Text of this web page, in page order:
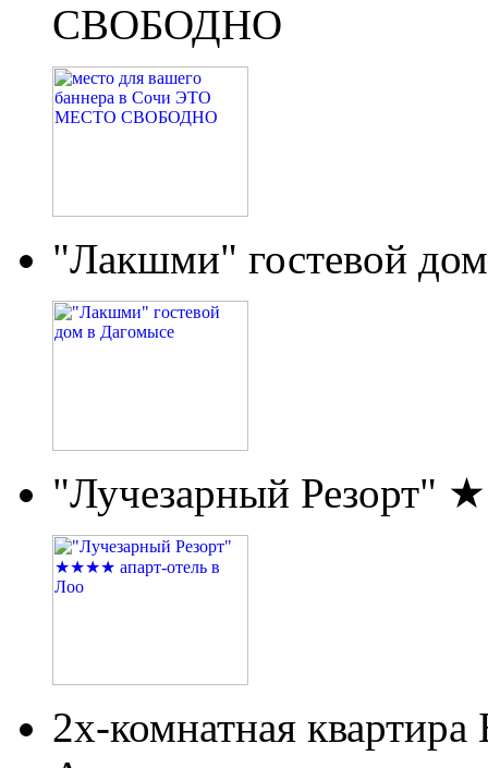
СВОБОДНО
"Лакшми" гостевой
"Лучезарный Резорт"
2х-комнатная